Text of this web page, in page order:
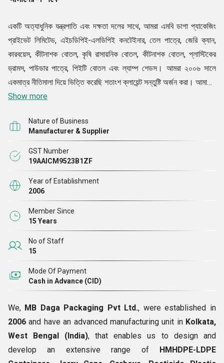
একটি অত্যাধুনিক যন্ত্রপাতি এবং দক্ষতা দলের সাথে, আমরা এমবি ডাগা প্যাকেজিং
প্রাইভেট লিমিটেড, এইচডিপিই-এলডিপিই কনটেইনার, তেল পাত্রে, জেরি ক্যান,
কারবয়েস, কীটনাশক বোতল, কৃষি রাসায়নিক বোতল, কীটনাশক বোতল, প্লাস্টিকের
ড্রামস, পাউডার পাত্রে, পিইটি বোতল এবং ল্যাম্প শেডস। আমরা ২০০৬ সালে
একমাত্র নীতিমালা দিয়ে ভিত্তি করেছি শতাংশ ক্লায়েন্ট সন্তুষ্টি অর্জন করা। আমাদের
উদ্দেশ্য অর্জনের জন্য, আমরা আমাদের পণ্যগুলি 250 মিলি থেকে 50 লিটার অফার
ব্যবসায়িক নীতিগুলি অনুসরণ করার জন্য মূল মূল্যবোধ দ্বারা চালিত হয় এবং এটি
আমাদের ক্লায়েন্টদের মধ্যে একটি শ্রদ্ধাশীল অবস্থান দিয়েছে।
আমরা মূলত কলকাতা, ওডিশা এবং বিহার অঞ্চলের ক্লায়েন্টদের সরবরাহ করি।
Show more
Nature of Business
Manufacturer & Supplier
GST Number
19AAICM9523B1ZF
Year of Establishment
2006
Member Since
15 Years
No of Staff
15
Mode Of Payment
Cash in Advance (CID)
We, MB Daga Packaging Pvt Ltd., were established in
2006 and have an advanced manufacturing unit in Kolkata,
West Bengal (India), that enables us to design and
develop an extensive range of HMHDPE-LDPE